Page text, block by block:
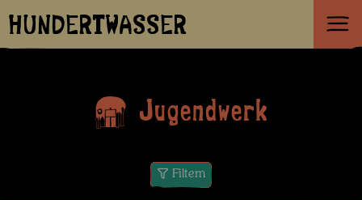
HUNDERTWASSER
Jugendwerk
Filtern